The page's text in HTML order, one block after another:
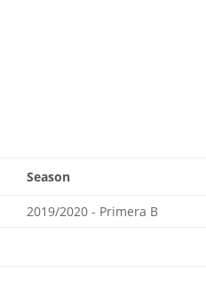
Season
2019/2020 - Primera B